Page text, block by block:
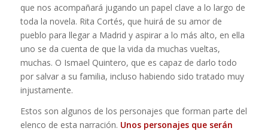
que nos acompañará jugando un papel clave a lo largo de
toda la novela. Rita Cortés, que huirá de su amor de
pueblo para llegar a Madrid y aspirar a lo más alto, en ella
uno se da cuenta de que la vida da muchas vueltas,
muchas. O Ismael Quintero, que es capaz de darlo todo
por salvar a su familia, incluso habiendo sido tratado muy
injustamente.
Estos son algunos de los personajes que forman parte del
elenco de esta narración. Unos personajes que serán